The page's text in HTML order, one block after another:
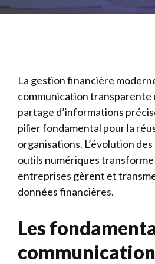
La gestion financière
communication transparente
partage d’informations
pilier fondamental pour la
organisations. L’évolution
outils numériques
entreprises gèrent et
données financières.
Les
communication